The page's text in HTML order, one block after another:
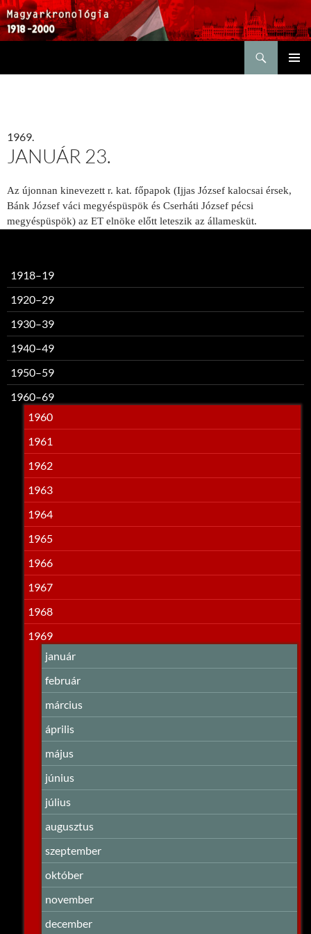
1969.
JANUÁR 23.
Az újonnan kinevezett r. kat. főpapok (Ijjas József kalocsai érsek,
Bánk József váci megyéspüspök és Cserháti József pécsi
megyéspüspök) az ET elnöke előtt leteszik az államesküt.
1918–19
1920–29
1930–39
1940–49
1950–59
1960–69
1960
1961
1962
1963
1964
1965
1966
1967
1968
1969
január
február
március
április
május
június
július
augusztus
szeptember
október
november
december